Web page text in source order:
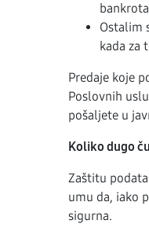
Ostalim
kada za
Predaje koje
Poslovnih
pošaljete u
Koliko dugo
Zaštitu
umu da, iako
sigurna.